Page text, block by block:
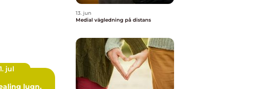
jul
lugn,
13. jun
Medial vägledning på distans